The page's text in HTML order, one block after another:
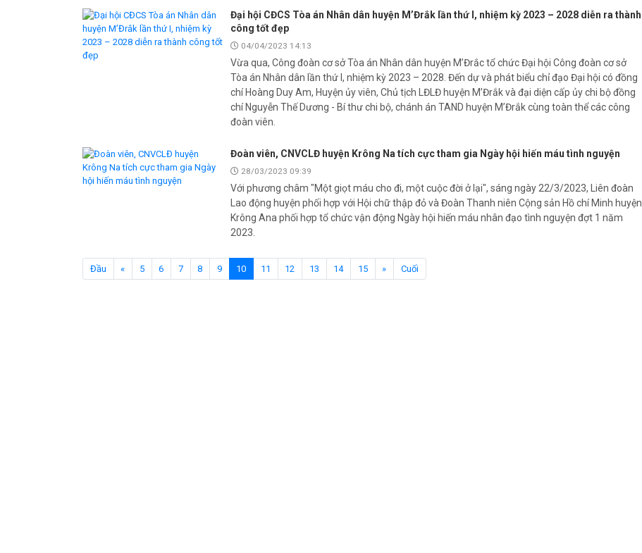
Đại hội CĐCS Tòa án Nhân dân huyện M’Đrắk lần thứ I, nhiệm kỳ 2023 – 2028 diễn ra thành
công tốt đẹp
04/04/2023 14:13
Vừa qua, Công đoàn cơ sở Tòa án Nhân dân huyện M’Đrắc tổ chức Đại hội Công đoàn cơ sở
Tòa án Nhân dân lần thứ I, nhiệm kỳ 2023 – 2028. Đến dự và phát biểu chỉ đạo Đại hội có đồng
chí Hoàng Duy Am, Huyện ủy viên, Chủ tịch LĐLĐ huyện M’Đrắk và đại diện cấp ủy chi bộ đồng
chí Nguyễn Thế Dương - Bí thư chi bộ, chánh án TAND huyện M’Đrắk cùng toàn thể các công
đoàn viên.
Đoàn viên, CNVCLĐ huyện Krông Na tích cực tham gia Ngày hội hiến máu tình nguyện
28/03/2023 09:39
Với phương châm "Một giọt máu cho đi, một cuộc đời ở lại", sáng ngày 22/3/2023, Liên đoàn
Lao động huyện phối hợp với Hội chữ thập đỏ và Đoàn Thanh niên Cộng sản Hồ chí Minh huyện
Krông Ana phối hợp tổ chức vận động Ngày hội hiến máu nhân đạo tình nguyện đợt 1 năm
2023.
Đầu « 5 6 7 8 9 10(current)
11 12 13 14 15 » Cuối